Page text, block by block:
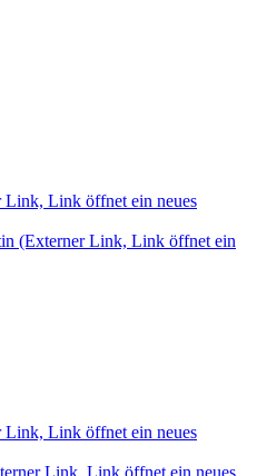
Link, Link öffnet ein neues
(Externer Link, Link öffnet ein
Link, Link öffnet ein neues
Link, Link öffnet ein neues